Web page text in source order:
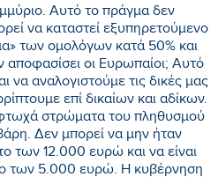
Αυτό το πράγμα δεν
να καταστεί εξυπηρετούμενο
των ομολόγων κατά 50% και
οι Ευρωπαίοι; Αυτό
να αναλογιστούμε τις δικές μας
επί δικαίων και αδίκων.
στρώματα του πληθυσμού
Δεν μπορεί να μην ήταν
των 12.000 ευρώ και να είναι
των 5.000 ευρώ. Η κυβέρνηση